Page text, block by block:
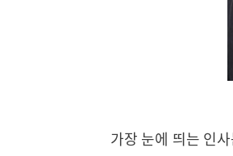
가장 눈에 띄는 인